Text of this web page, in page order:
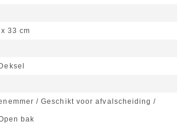
33 cm
/ Geschikt voor afvalscheiding /
bak